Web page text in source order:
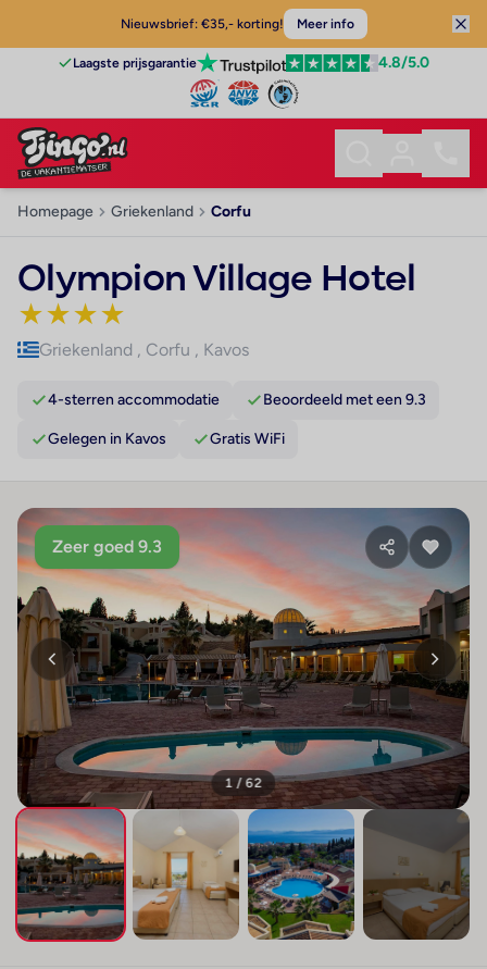
Nieuwsbrief: €35,- korting! Meer info
Laagste prijsgarantie 4.8/5.0
Homepage Griekenland Corfu
Olympion Village Hotel
★★★★
Griekenland , Corfu , Kavos
4-sterren accommodatie Beoordeeld met een 9.3
Gelegen in Kavos Gratis WiFi
Zeer goed 9.3
1 / 62